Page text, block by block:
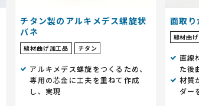
チタン製のアルキメデス螺旋状
バネ
線材曲げ加工品 チタン
アルキメデス螺旋をつくるため、
専用の芯金に工夫を重ねて作成
し、実現
面取
線材曲
直線
た後
材質
ダー